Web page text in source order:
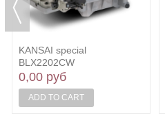
KANSAI special
BLX2202CW
0,00 руб
ADD TO CART